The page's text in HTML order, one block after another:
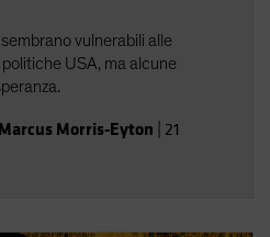
vulnerabili alle
USA, ma alcune
Marcus Morris-Eyton 21